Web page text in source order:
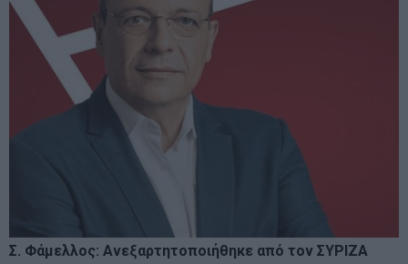
Σ. Φάμελλος: Ανεξαρτητοποιήθηκε από τον ΣΥΡΙΖΑ